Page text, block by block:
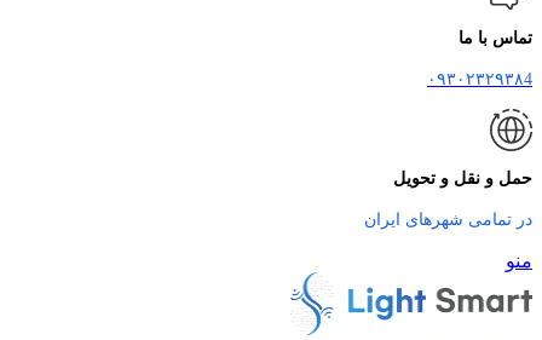
تماس با ما
۰۹۳۰۲۳۲۹۳۸4
حمل و نقل و تحویل
در تمامی شهرهای ایران
منو